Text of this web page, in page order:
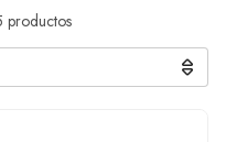
productos